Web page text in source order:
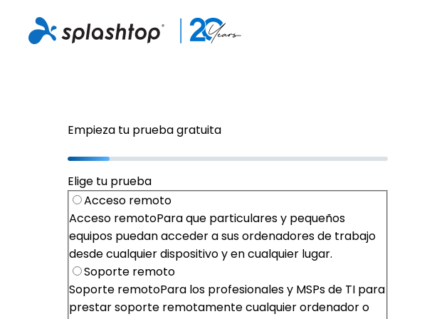
Empieza tu prueba gratuita
Elige tu prueba
Acceso remoto
Acceso remotoPara que particulares y pequeños
equipos puedan acceder a sus ordenadores de trabajo
desde cualquier dispositivo y en cualquier lugar.
Soporte remoto
Soporte remotoPara los profesionales y MSPs de TI para
prestar soporte remotamente cualquier ordenador o